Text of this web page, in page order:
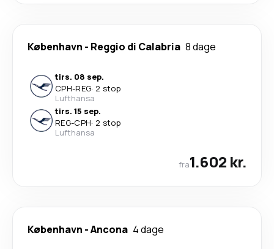
København - Reggio di Calabria 8 dage
tirs. 08 sep.
CPH-REG· 2 stop
Lufthansa
tirs. 15 sep.
REG-CPH· 2 stop
Lufthansa
fra1.602 kr.
København -Ancona 4 dage